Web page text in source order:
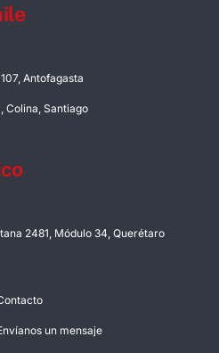
Antofagasta
Colina, Santiago
2481, Módulo 34, Querétaro
un mensaje